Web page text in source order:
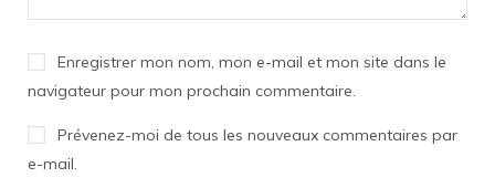
Enregistrer mon nom, mon e-mail et mon site dans le
navigateur pour mon prochain commentaire.
Prévenez-moi de tous les nouveaux commentaires par
e-mail.